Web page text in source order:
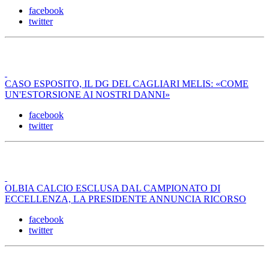
facebook
twitter
CASO ESPOSITO, IL DG DEL CAGLIARI MELIS: «COME
UN'ESTORSIONE AI NOSTRI DANNI»
facebook
twitter
OLBIA CALCIO ESCLUSA DAL CAMPIONATO DI
ECCELLENZA, LA PRESIDENTE ANNUNCIA RICORSO
facebook
twitter